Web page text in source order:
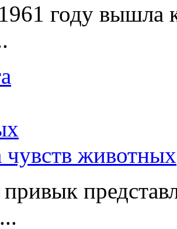
году вышла
чувств животных